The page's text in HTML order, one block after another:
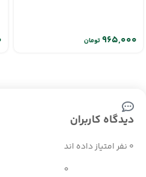
تومان
دیدگاه کاربران
0 نفر امتیاز داده اند
0